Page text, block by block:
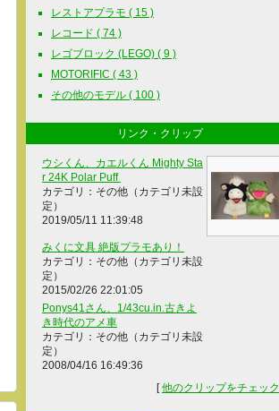
レストアプラモ ( 15 )
レコード ( 74 )
レゴブロック (LEGO) ( 9 )
MOTORIFIC ( 43 )
その他のモデル ( 100 )
リンク・クリップ
ウシくん、カエルくん Mighty Sta
r 24K Polar Puff
カテゴリ：その他（カテゴリ未設
定）
2019/05/11 11:39:48
みくに文具 絶版プラモあり！
カテゴリ：その他（カテゴリ未設
定）
2015/02/26 22:01:05
Ponys41さん、1/43cu.in.古きよ
き時代のアメ車
カテゴリ：その他（カテゴリ未設
定）
2008/04/16 16:49:36
[他のクリップをチェック